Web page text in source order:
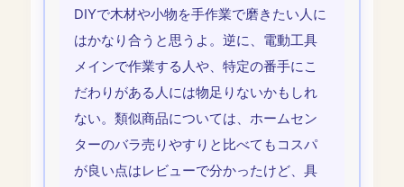
DIYで木材や小物を手作業で磨きたい人に
はかなり合うと思うよ。逆に、電動工具
メインで作業する人や、特定の番手にこ
だわりがある人には物足りないかもしれ
ない。類似商品については、ホームセン
ターのバラ売りやすりと比べてもコスパ
が良い点はレビューで分かったけど、具